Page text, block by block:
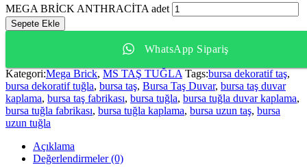
MEGA BRİCK ANTHRACİTA adet
Sepete Ekle
WhatsApp Sipariş
Kategori:Mega Brick, MS TAŞ TUĞLA Tags:bursa dekoratif taş,
bursa dekoratif tuğla, bursa taş, Bursa Taş Duvar, bursa taş duvar
kaplama, bursa taş fabrikası, bursa tuğla, bursa tuğla duvar kaplama,
bursa tuğla fabrikası, bursa tuğla kaplama, bursa uzun taş, bursa
uzun tuğla
Açıklama
Değerlendirmeler (0)